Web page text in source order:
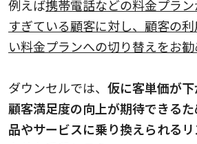
例えば携帯電話などの料金プラ
すぎている顧客に対し、顧客の
い料金プランへの切り替えをお
ダウンセルでは、 仮に客単価が下
顧客満足度の向上が期待できる
品やサービスに乗り換えられる